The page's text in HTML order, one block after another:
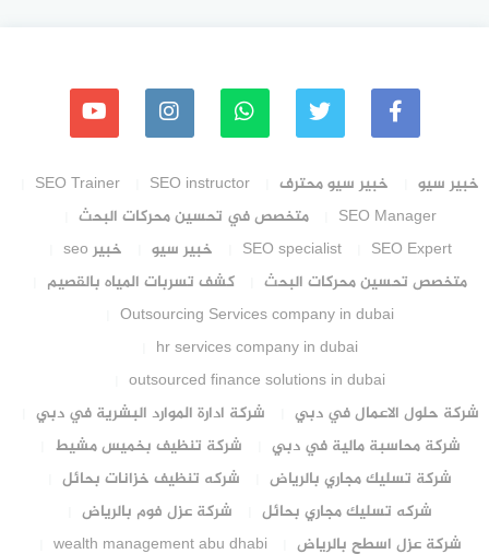
خبير سيو خبير سيو محترف SEO instructor
SEO Trainer
SEO Manager
متخصص في تحسين محركات البحث
SEO Expert
SEO specialist خبير سيو
خبير seo
متخصص تحسين محركات البحث
كشف تسربات المياه بالقصيم
Outsourcing Services company in dubai
hr services company in dubai
outsourced finance solutions in dubai
شركة حلول الاعمال في دبي
شركة ادارة الموارد البشرية في دبي
شركة محاسبة مالية في دبي
شركة تنظيف بخميس مشيط
شركة تسليك مجاري بالرياض
شركه تنظيف خزانات بحائل
شركه تسليك مجاري بحائل
شركة عزل فوم بالرياض
شركة عزل اسطح بالرياض
wealth management abu dhabi